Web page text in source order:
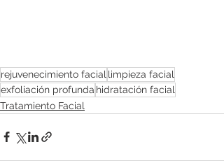
rejuvenecimiento facial limpieza facial
exfoliación profunda hidratación facial
Tratamiento Facial